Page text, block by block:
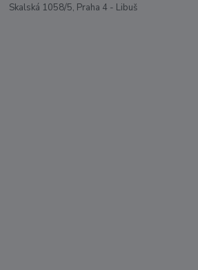
Skalská 1058/5, Praha 4 - Libuš